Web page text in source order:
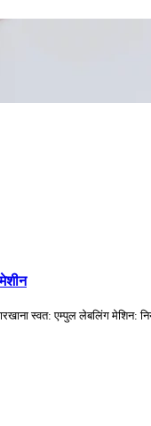
स्वत: एम्पुल लेबलिंग